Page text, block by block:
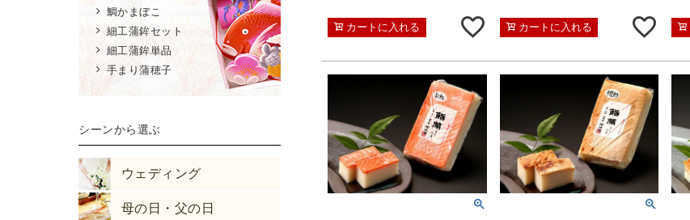
鯛かまぼこ
細工蒲鉾セット
細工蒲鉾単品
手まり蒲穂子
シーンから選ぶ
ウェディング
母の日・父の日
カートに入れる カートに入れる